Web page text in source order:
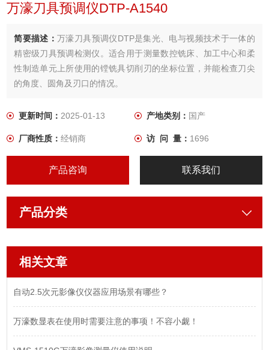
万濠刀具预调仪DTP-A1540
简要描述：万濠刀具预调仪DTP是集光、电与视频技术于一体的
精密级刀具预调检测仪。适合用于测量数控铣床、加工中心和柔
性制造单元上所使用的镗铣具切削刃的坐标位置，并能检查刀尖
的角度、圆角及刃口的情况。
用途:万濠刀具预调仪DTP-A1540是集光、机、电与视频技术于一
性制造单元上所使用的镗铣类刀具切削刃的坐标位置，并能检查
刀尖的角度、圆角及刃口的情况。
更新时间：2025-01-13 产地类别： 国产
厂商性质：经销商 访 问 量： 1696
产品咨询 联系我们
产品分类
相关文章
自动2.5次元影像仪仪器应用场景有哪些？
万濠数显表在使用时需要注意的事项！不容小觑！